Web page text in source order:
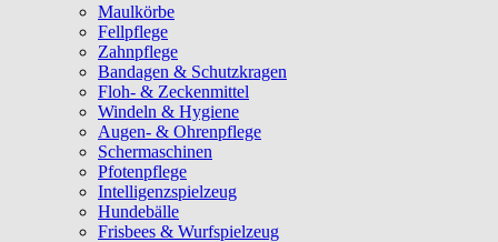
Maulkörbe
Fellpflege
Zahnpflege
Bandagen & Schutzkragen
Floh- & Zeckenmittel
Windeln & Hygiene
Augen- & Ohrenpflege
Schermaschinen
Pfotenpflege
Intelligenzspielzeug
Hundebälle
Frisbees & Wurfspielzeug